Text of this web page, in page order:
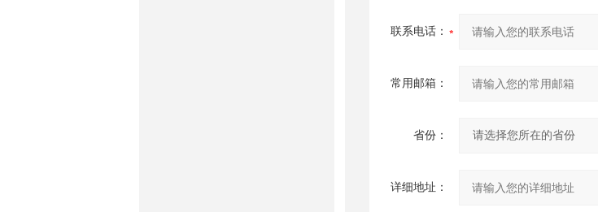
联系电话：
常用邮箱：
省份：
详细地址：